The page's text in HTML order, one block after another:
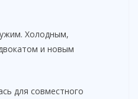
Холодным,
и новым
для совместного